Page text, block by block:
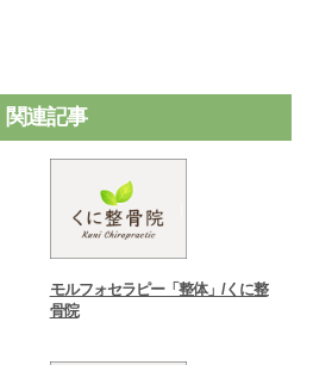
関連記事
モルフォセラピー「整体」/くに整
骨院